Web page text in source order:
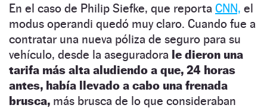
En el caso de Philip Siefke, que reporta CNN, el
modus operandi quedó muy claro. Cuando fue a
contratar una nueva póliza de seguro para su
vehículo, desde la aseguradora le dieron una
tarifa más alta aludiendo a que, 24 horas
antes, había llevado a cabo una frenada
brusca, más brusca de lo que consideraban